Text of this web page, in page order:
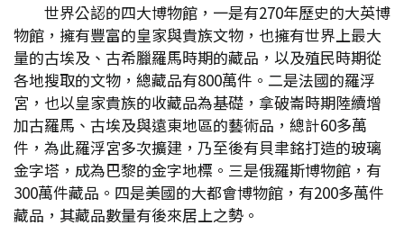
世界公認的四大博物館，一是有270年歷史的大英博
物館，擁有豐富的皇家與貴族文物，也擁有世界上最大
量的古埃及、古希臘羅馬時期的藏品，以及殖民時期從
各地搜取的文物，總藏品有800萬件。二是法國的羅浮
宮，也以皇家貴族的收藏品為基礎，拿破崙時期陸續增
加古羅馬、古埃及與遠東地區的藝術品，總計60多萬
件，為此羅浮宮多次擴建，乃至後有貝聿銘打造的玻璃
金字塔，成為巴黎的金字地標。三是俄羅斯博物館，有
300萬件藏品。四是美國的大都會博物館，有200多萬件
藏品，其藏品數量有後來居上之勢。